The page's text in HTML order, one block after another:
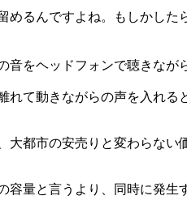
めるんですよね。もしかし
音をヘッドフォンで聴きな
れて動きながらの声を入れる
都市の安売りと変わらない
容量と言うより、同時に発